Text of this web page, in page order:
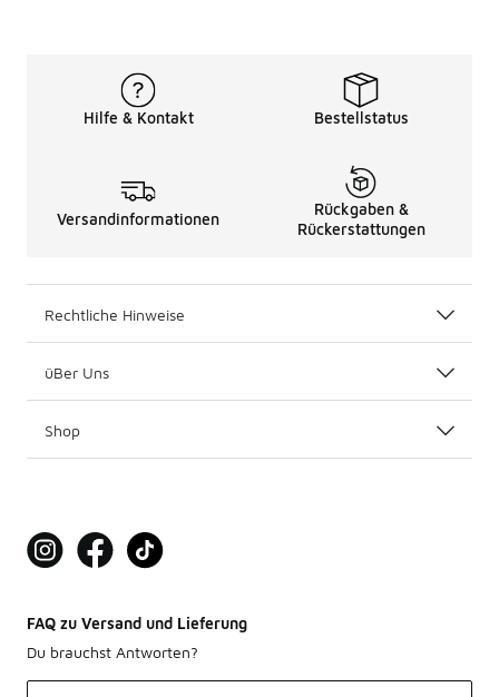
Hilfe & Kontakt Bestellstatus
Versandinformationen
Rückgaben &
Rückerstattungen
Rechtliche Hinweise
üBer Uns
Shop
FAQ zu Versand und Lieferung
Du brauchst Antworten?